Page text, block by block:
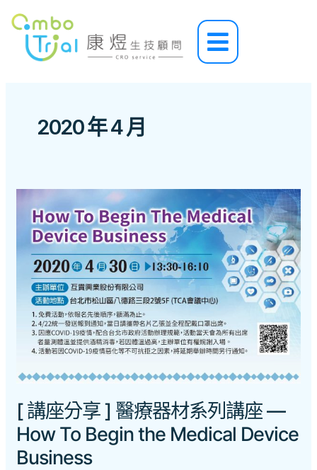
Main
Menu
2020 年 4 月
[ 講座分享 ] 醫療器材系列講座 —
How To Begin the Medical Device
Business
列
座
—
How
To